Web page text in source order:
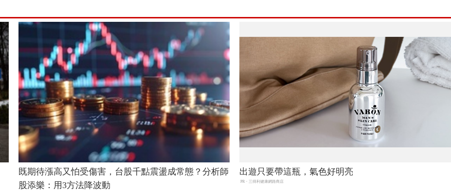
既期待漲高又怕受傷害，台股千點震盪成常態？分析師
股添樂：用3方法降波動
出遊只要帶這瓶，氣色好明亮
PR・三得利健康網路商店